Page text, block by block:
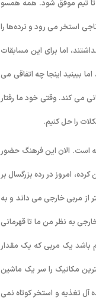
تا تیم موفق شود. همه همسو
استخر می رود و نرده‌ها را
اما برای این مسابقات
ببینید اینجا چه اتفاقی می
می کند. وقتی خود ما رفتار
را حل کنیم.
است. الان این فرهنگ حضور
که از ۱۶ سالگی زیر نظر مربی خارجی تمرین کرده، امروز در رده بزرگسال بر
از مربی خارجی می داند و به
به نظر من ما تا قهرمانی
باشد یک مربی که یک مقدار
مکانیک را سر یک ماشین
آل تغذیه و استخر کوتاه نمی